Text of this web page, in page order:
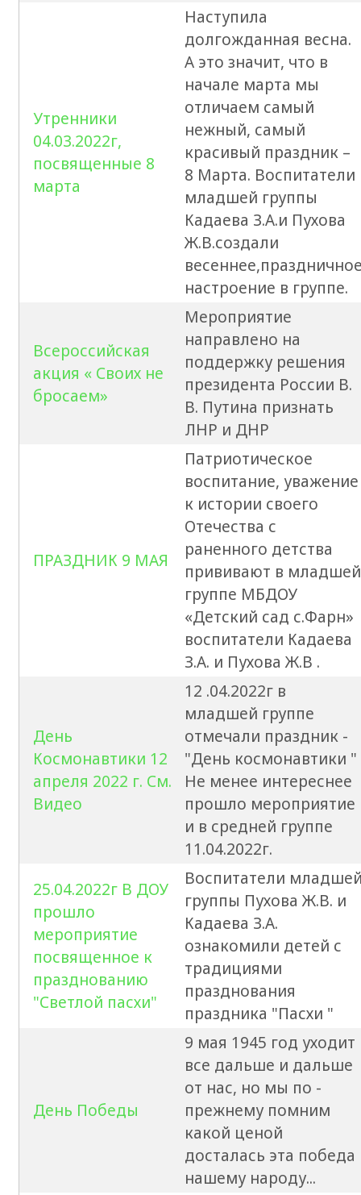
Утренники
04.03.2022г,
посвященные 8
марта
Наступила
долгожданная весна.
А это значит, что в
начале марта мы
отличаем самый
нежный, самый
красивый праздник –
8 Марта. Воспитатели
младшей группы
Кадаева З.А.и Пухова
Ж.В.создали
настроение в группе.
Всероссийская
акция « Своих не
бросаем»
Мероприятие
направлено на
поддержку решения
президента России В.
В. Путина признать
ЛНР и ДНР
ПРАЗДНИК 9 МАЯ
Патриотическое
воспитание, уважение
к истории своего
Отечества с
раненного детства
прививают в младшей
группе МБДОУ
«Детский сад с.Фарн»
воспитатели Кадаева
З.А. и Пухова Ж.В .
День
Космонавтики 12
апреля 2022 г. См.
Видео
12 .04.2022г в
младшей группе
отмечали праздник -
"День космонавтики "
Не менее интереснее
прошло мероприятие
и в средней группе
11.04.2022г.
25.04.2022г В ДОУ
прошло
мероприятие
посвященное к
празднованию
"Светлой пасхи"
Воспитатели
группы Пухова Ж.В. и
Кадаева З.А.
ознакомили детей с
традициями
празднования
праздника "Пасхи "
День Победы
9 мая 1945 год уходит
все дальше и дальше
от нас, но мы по -
прежнему помним
какой ценой
досталась эта победа
нашему народу...